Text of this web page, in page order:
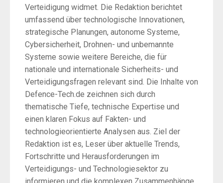
Verteidigung widmet. Die Redaktion berichtet
umfassend über technologische Innovationen,
strategische Planungen, autonome Systeme,
Cybersicherheit, Drohnen- und unbemannte
Systeme sowie weitere Bereiche, die für
nationale und internationale Sicherheits- und
Verteidigungsfragen relevant sind. Die Inhalte von
Defence-Tech.de zeichnen sich durch
thematische Tiefe, technische Expertise und
einen klaren Fokus auf Fakten- und
technologieorientierte Analysen aus. Ziel der
Redaktion ist es, Leser über aktuelle Trends,
Fortschritte und Herausforderungen im
Verteidigungs- und Technologiesektor zu